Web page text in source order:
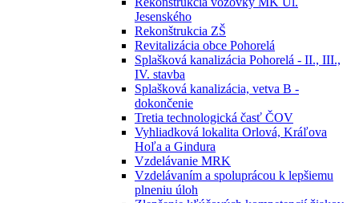
Jesenského
Rekonštrukcia ZŠ
Revitalizácia obce Pohorelá
Splašková kanalizácia Pohorelá - II., III.,
IV. stavba
Splašková kanalizácia, vetva B -
dokončenie
Tretia technologická časť ČOV
Vyhliadková lokalita Orlová, Kráľova
Hoľa a Gindura
Vzdelávanie MRK
Vzdelávaním a spoluprácou k lepšiemu
plneniu úloh